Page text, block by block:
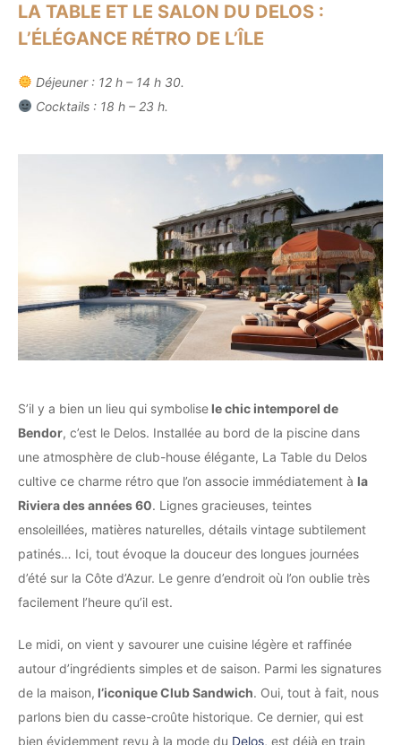
LA TABLE ET LE SALON DU DELOS :
L’ÉLÉGANCE RÉTRO DE L’ÎLE
Déjeuner : 12 h – 14 h 30.
Cocktails : 18 h – 23 h.
S’il y a bien un lieu qui symbolisele chic intemporel de
Bendor, c’est le Delos. Installée au bord de la piscine dans
une atmosphère de club-house élégante, La Table du Delos
cultive ce charme rétro que l’on associe immédiatement à la
Riviera des années 60. Lignes gracieuses, teintes
ensoleillées, matières naturelles, détails vintage subtilement
patinés… Ici, tout évoque la douceur des longues journées
d’été sur la Côte d’Azur. Le genre d’endroit où l’on oublie très
facilement l’heure qu’il est.
Le midi, on vient y savourer une cuisine légère et raffinée
autour d’ingrédients simples et de saison. Parmi les signatures
de la maison, l’iconique Club Sandwich. Oui, tout à fait, nous
parlons bien du casse-croûte historique. Ce dernier, qui est
bien évidemment revu à la mode du Delos, est déjà en train